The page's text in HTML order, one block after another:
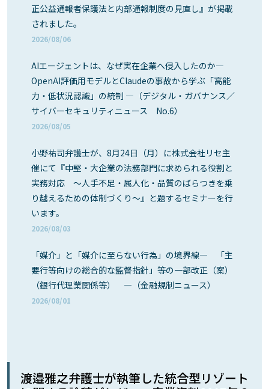
正公益通報者保護法と内部通報制度の見直し』が掲載
されました。
2026/08/06
AIエージェントは、なぜ実在企業へ侵入したのか―
OpenAI評価用モデルとClaudeの事故から学ぶ「高能
力・低状況認識」の統制 ―（デジタル・ガバナンス／
サイバーセキュリティニュース No.6）
2026/08/05
小野祐司弁護士が、8月24日（月）に株式会社リセ主
催にて『中堅・大企業の法務部門に求められる役割と
実務対応 ～人手不足・属人化・品質のばらつきを乗
り越えるための体制づくり～』と題するセミナーを行
います。
2026/08/03
「媒介」と「媒介に至らない行為」の境界線― 「主
要行等向けの総合的な監督指針」等の一部改正（案）
（銀行代理業関係等） ―（金融規制ニュース）
2026/08/01
渡邉雅之弁護士が執筆した統合型リゾート